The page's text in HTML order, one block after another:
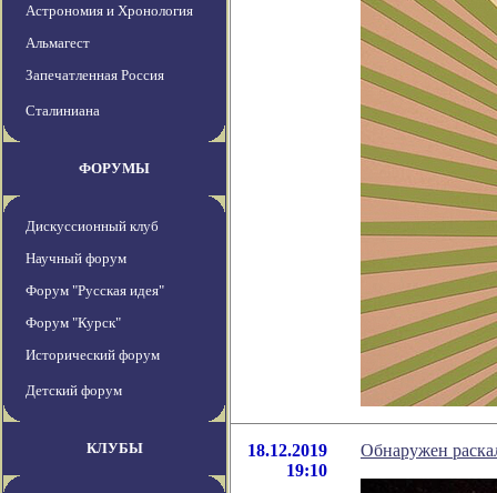
Астрономия и Хронология
Альмагест
Запечатленная Россия
Сталиниана
ФОРУМЫ
Дискуссионный клуб
Научный форум
Форум "Русская идея"
Форум "Курск"
Исторический форум
Детский форум
КЛУБЫ
18.12.2019
19:10
Обнаружен